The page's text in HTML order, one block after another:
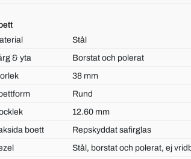
Stål
& yta
Borstat och polerat
38 mm
Rund
12.60 mm
boett
Repskyddat safirglas
Stål, borstat och polerat, ej